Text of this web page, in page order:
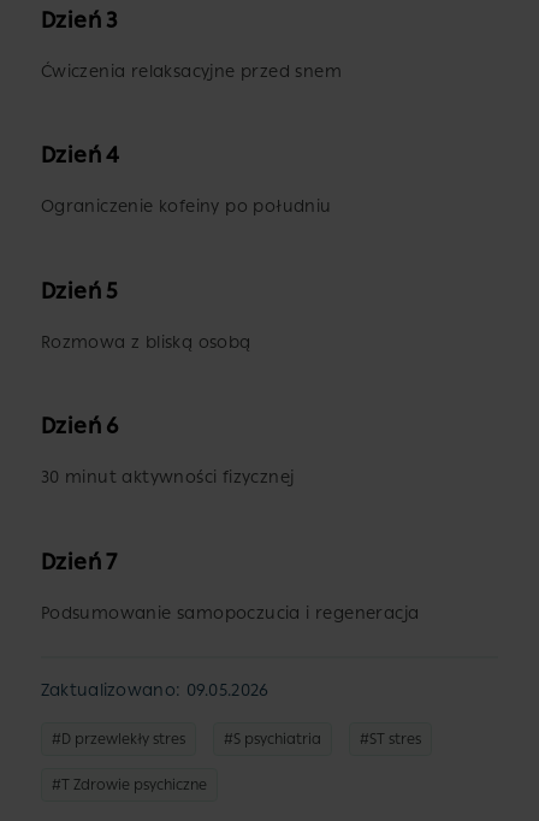
Dzień 3
Ćwiczenia relaksacyjne przed snem
Dzień 4
Ograniczenie kofeiny po południu
Dzień 5
Rozmowa z bliską osobą
Dzień 6
30 minut aktywności fizycznej
Dzień 7
Podsumowanie samopoczucia i regeneracja
Zaktualizowano: 09.05.2026
#D przewlekły stres #S psychiatria #ST stres
#T Zdrowie psychiczne